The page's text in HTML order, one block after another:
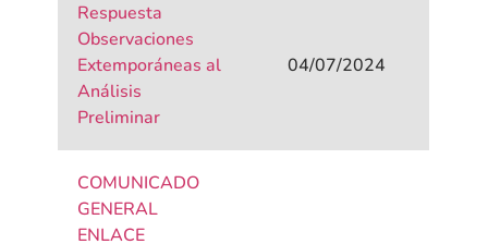
Respuesta
Observaciones
Extemporáneas al
Análisis
Preliminar
04/07/2024
COMUNICADO
GENERAL
ENLACE